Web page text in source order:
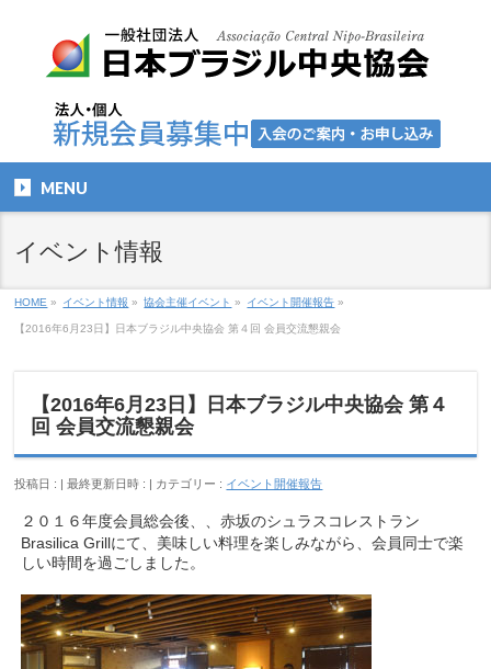
MENU
イベント情報
HOME » イベント情報 » 協会主催イベント » イベント開催報告 »
【2016年6月23日】日本ブラジル中央協会 第４回 会員交流懇親会
【2016年6月23日】日本ブラジル中央協会 第４
回 会員交流懇親会
投稿日 : 最終更新日時 : カテゴリー : イベント開催報告
２０１６年度会員総会後、
、赤坂のシュラスコレストラン
Brasilica Grillにて、美味しい料理を楽しみながら、会員同士で楽
しい時間を過ごしました。